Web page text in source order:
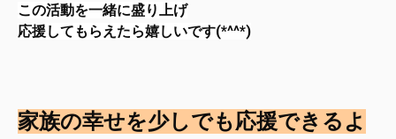
この活動を一緒に盛り上げ
家族の幸せを少しでも応援できるよ